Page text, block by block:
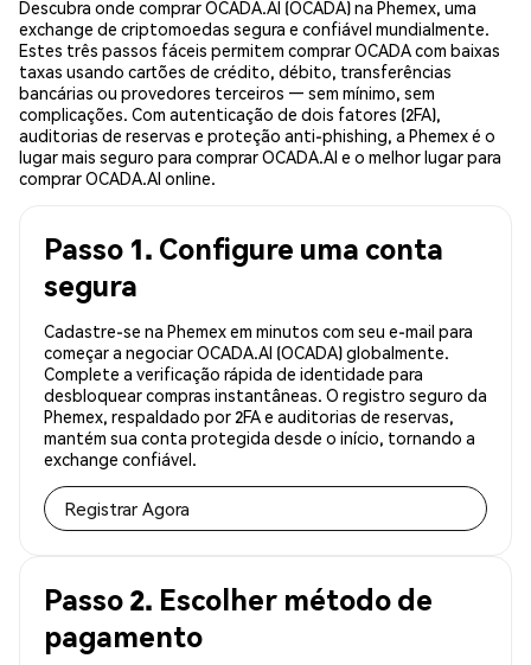
Descubra onde comprar OCADA.AI (OCADA) na Phemex, uma
exchange de criptomoedas segura e confiável mundialmente.
Estes três passos fáceis permitem comprar OCADA com baixas
taxas usando cartões de crédito, débito, transferências
bancárias ou provedores terceiros — sem mínimo, sem
complicações. Com autenticação de dois fatores (2FA),
auditorias de reservas e proteção anti-phishing, a Phemex é o
lugar mais seguro para comprar OCADA.AI e o melhor lugar para
comprar OCADA.AI online.
Passo 1. Configure uma conta
segura
Cadastre-se na Phemex em minutos com seu e-mail para
começar a negociar OCADA.AI (OCADA) globalmente.
Complete a verificação rápida de identidade para
desbloquear compras instantâneas. O registro seguro da
Phemex, respaldado por 2FA e auditorias de reservas,
mantém sua conta protegida desde o início, tornando a
exchange confiável.
Registrar Agora
Passo 2. Escolher método de
pagamento